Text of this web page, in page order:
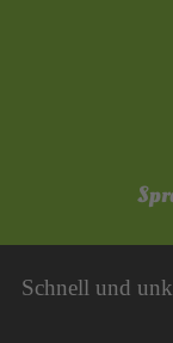
Schnell und